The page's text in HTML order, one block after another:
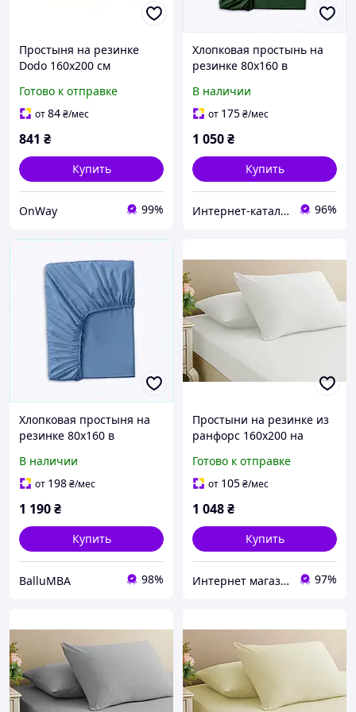
Простыня на резинке
Dodo 160х200 см
терморегулирующая
серого цвета для
Готово к отправке
от84₴/мес
841 ₴
Купить
OnWay 99%
Хлопковая простынь на
резинке 80х160 в
85681EBE45
В наличии
от 175₴/мес
1 050₴
Купить
Интернет-кат​алог ск​​ид​​​ок "TRIVIA" 96%
Хлопковая простыня на
резинке 80х160 в
В наличии
от 198₴/мес
1 190₴
Купить
BalluMBA 98%
Простыни на резинке из
ранфорс 160х200 на
простыни хлопковое на
матрас с наволочками
Готово к отправке
от 105₴/мес
1 048₴
Купить
Интернет магазин "От и дО" 97%